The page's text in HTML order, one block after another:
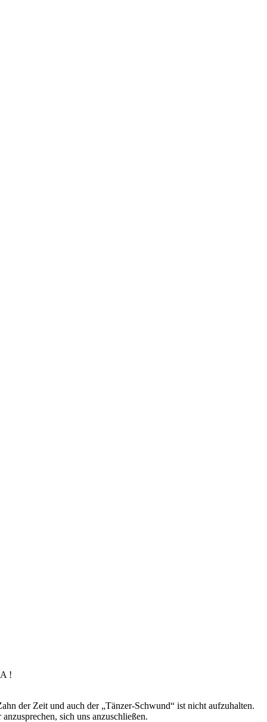
!
der Zeit und auch der „Tänzer-Schwund“ ist nicht aufzuhalten.
sich uns anzuschließen.